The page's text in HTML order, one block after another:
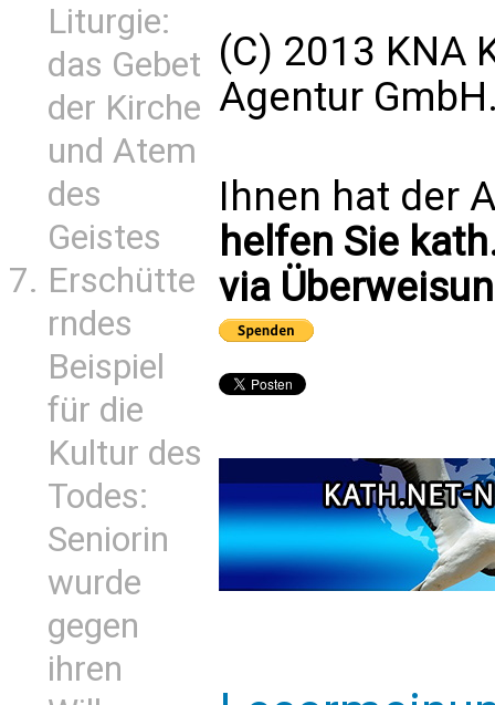
Liturgie:
das Gebet
der Kirche
und Atem
des
Geistes
Erschütte
rndes
Beispiel
für die
Kultur des
Todes:
Seniorin
wurde
gegen
ihren
(C) 2013 KNA
Agentur
Ihnen hat der
helfen Sie
via